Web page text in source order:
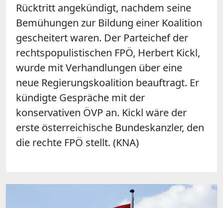
Rücktritt angekündigt, nachdem seine
Bemühungen zur Bildung einer Koalition
gescheitert waren. Der Parteichef der
rechtspopulistischen FPÖ, Herbert Kickl,
wurde mit Verhandlungen über eine
neue Regierungskoalition beauftragt. Er
kündigte Gespräche mit der
konservativen ÖVP an. Kickl wäre der
erste österreichische Bundeskanzler, den
die rechte FPÖ stellt. (KNA)